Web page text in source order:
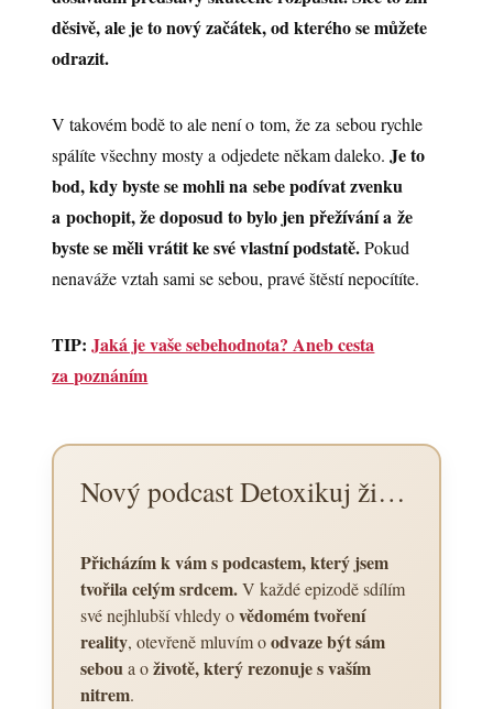
děsivě, ale je to nový začátek, od kterého se můžete
odrazit.
V takovém bodě to ale není o tom, že za sebou rychle
spálíte všechny mosty a odjedete někam daleko.Je to
bod, kdy byste se mohli na sebe podívat zvenku
a pochopit, že doposud to bylo jen přežívání a že
byste se měli vrátit ke své vlastní podstatě.Pokud
nenaváže vztah sami se sebou, pravé štěstí nepocítíte.
TIP:Jaká je vaše sebehodnota? Aneb cesta
za poznáním
Nový podcast Detoxikuj život
Přicházím k vám s podcastem, který jsem
tvořila celým srdcem.V každé epizodě sdílím
své nejhlubší vhledy ovědomém tvoření
reality, otevřeně mluvím oodvaze být sám
seboua oživotě, který rezonuje s vaším
nitrem.